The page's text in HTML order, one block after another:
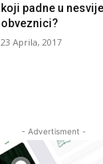
koji padne u
obveznici?
23 Aprila, 2017
- Advertisment -